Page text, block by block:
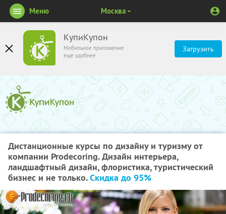
КупиКупон
Мобильное приложение
ещё удобнее
Загрузить
Меню Москва
Дистанционные курсы по дизайну и туризму от
компании Prodecoring. Дизайн интерьера,
ландшафтный дизайн, флористика, туристический
бизнес и не только.Скидка до 95%